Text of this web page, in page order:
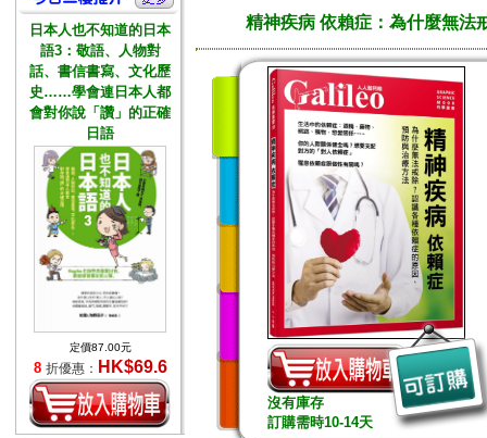
日本人也不知道的日本
語3：敬語、人物對
話、書信書寫、文化歷
史……學會連日本人都
會對你說「讚」的正確
日語
定價87.00元
8 折優惠： HK$69.6
精神疾病 依賴症：為什麼無法
沒有庫存
訂購需時10-14天